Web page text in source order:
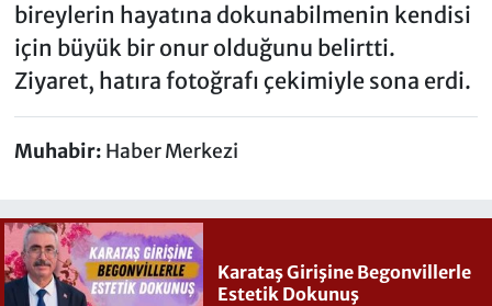
bireylerin hayatına dokunabilmenin kendisi
için büyük bir onur olduğunu belirtti.
Ziyaret, hatıra fotoğrafı çekimiyle sona erdi.
Muhabir: Haber Merkezi
Karataş Girişine Begonvillerle
Estetik Dokunuş